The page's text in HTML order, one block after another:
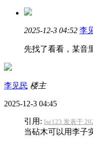
2025-12-3 04:52 李
先找了看看，某音
李见民 楼主
2025-12-3 04:45
引用: lse123 发表于
当砧木可以用李子